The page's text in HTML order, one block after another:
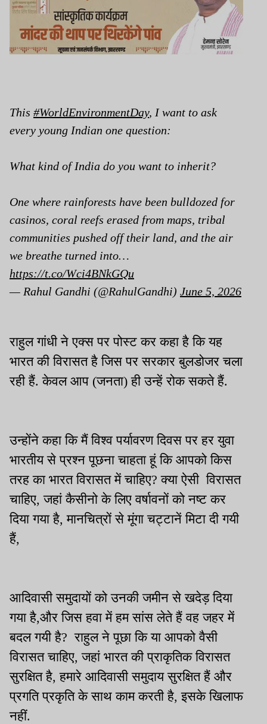
This #WorldEnvironmentDay, I want to ask
every young Indian one question:
What kind of India do you want to inherit?
One where rainforests have been bulldozed for
casinos, coral reefs erased from maps, tribal
communities pushed off their land, and the air
we breathe turned into…
https://t.co/Wci4BNkGQu
— Rahul Gandhi (@RahulGandhi) June 5, 2026
राहुल गांधी ने एक्स पर पोस्ट कर कहा है कि यह
भारत की विरासत है जिस पर सरकार बुलडोजर चला
रही हैं. केवल आप (जनता) ही उन्हें रोक सकते हैं.
उन्होंने कहा कि मैं विश्व पर्यावरण दिवस पर हर युवा
भारतीय से प्रश्न पूछना चाहता हूं कि आपको किस
तरह का भारत विरासत में चाहिए? क्या ऐसी विरासत
चाहिए, जहां कैसीनो के लिए वर्षावनों को नष्ट कर
दिया गया है, मानचित्रों से मूंगा चट्टानें मिटा दी गयी
हैं,
आदिवासी समुदायों को उनकी जमीन से खदेड़ दिया
गया है,और जिस हवा में हम सांस लेते हैं वह जहर में
बदल गयी है? राहुल ने पूछा कि या आपको वैसी
विरासत चाहिए, जहां भारत की प्राकृतिक विरासत
सुरक्षित है, हमारे आदिवासी समुदाय सुरक्षित हैं और
प्रगति प्रकृति के साथ काम करती है, इसके खिलाफ
नहीं.